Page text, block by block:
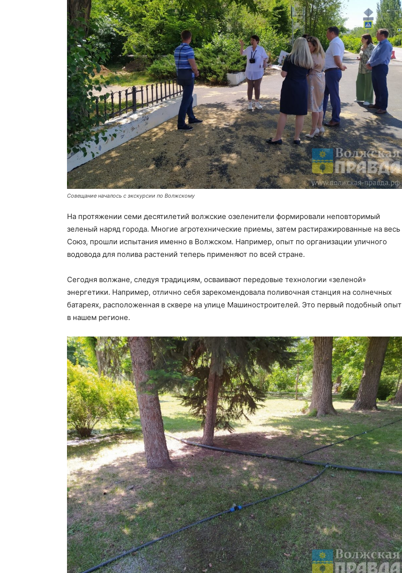
Совещание началось с экскурсии по Волжскому
На протяжении семи десятилетий волжские озеленители формировали неповторимый
зеленый наряд города. Многие агротехнические приемы, затем растиражированные на весь
Союз, прошли испытания именно в Волжском. Например, опыт по организации уличного
водовода для полива растений теперь применяют по всей стране.
Сегодня волжане, следуя традициям, осваивают передовые технологии «зеленой»
энергетики. Например, отлично себя зарекомендовала поливочная станция на солнечных
батареях, расположенная в сквере на улице Машиностроителей. Это первый подобный опыт
в нашем регионе.